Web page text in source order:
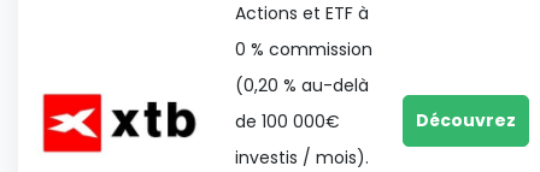
Actions et ETF à
0 % commission
(0,20 % au-delà
de 100 000€
investis / mois).
Découvrez